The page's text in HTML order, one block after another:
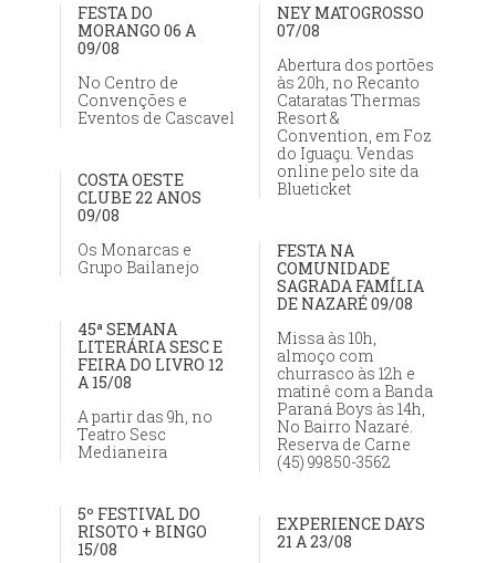
FESTA DO
MORANGO 06 A
09/08
No Centro de
Convenções e
Eventos de Cascavel
NEY MATOGROSSO
07/08
Abertura dos portões
às 20h, no Recanto
Cataratas Thermas
Resort &
Convention, em Foz
do Iguaçu. Vendas
online pelo site da
Blueticket
COSTA OESTE
CLUBE 22 ANOS
09/08
Os Monarcas e
Grupo Bailanejo
FESTA NA
COMUNIDADE
SAGRADA FAMÍLIA
DE NAZARÉ 09/08
Missa às 10h,
almoço com
churrasco às 12h e
matinê com a Banda
Paraná Boys às 14h,
No Bairro Nazaré.
Reserva de Carne
(45) 99850-3562
45ª SEMANA
LITERÁRIA SESC E
FEIRA DO LIVRO 12
A 15/08
A partir das 9h, no
Teatro Sesc
Medianeira
5º FESTIVAL DO
RISOTO + BINGO
15/08
EXPERIENCE DAYS
21 A 23/08